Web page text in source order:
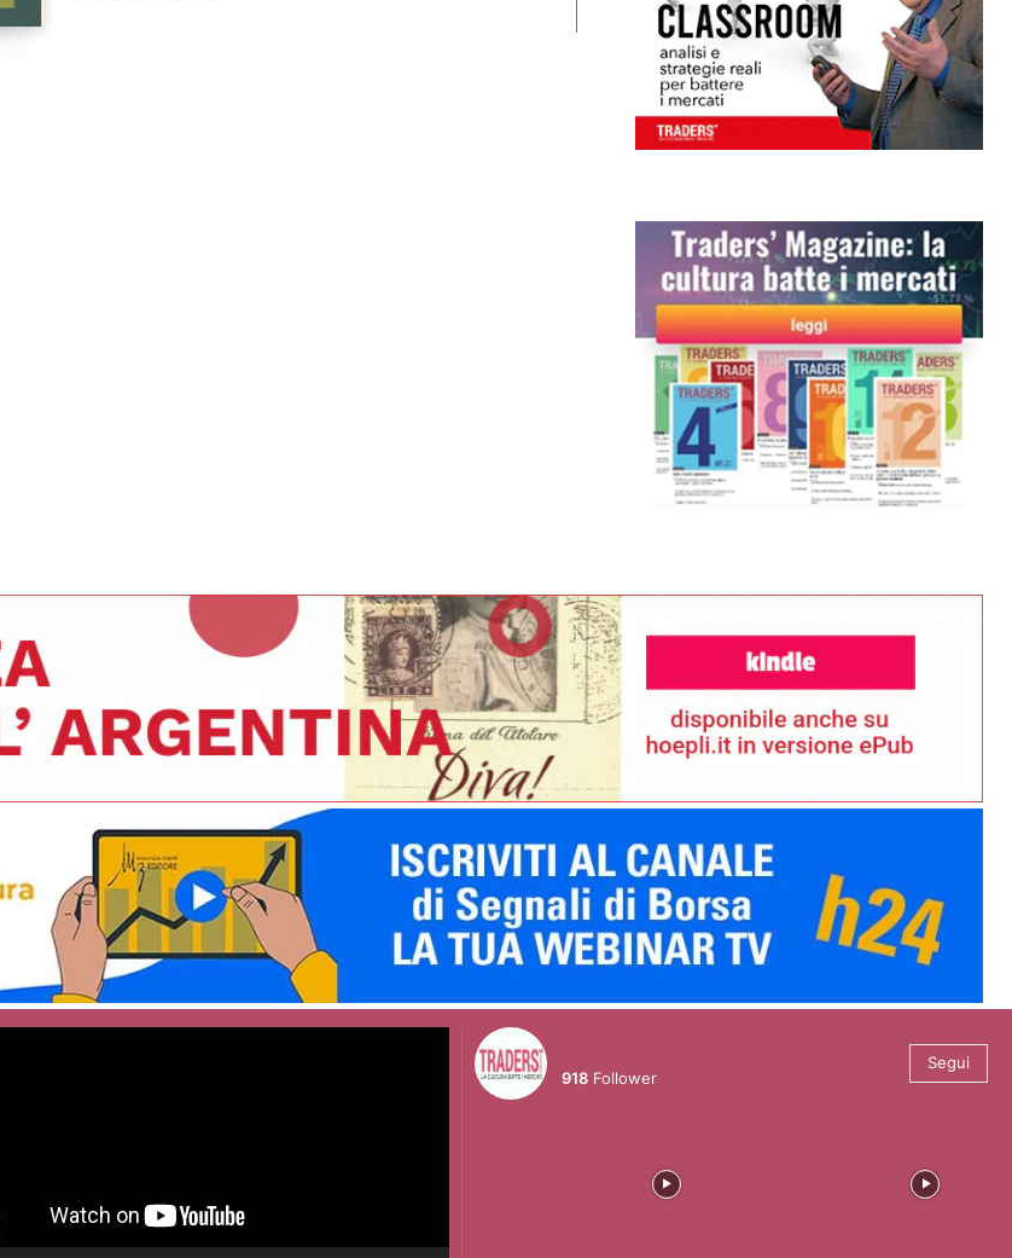
918 Follower
Segui